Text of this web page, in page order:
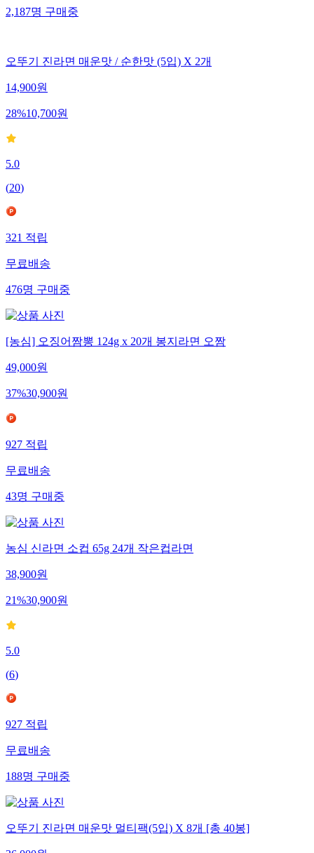
2,187명구매중
오뚜기 진라면 매운맛 / 순한맛 (5입) X 2개
14,900원
28%10,700원
5.0
(20)
321적립
무료배송
476명구매중
[농심] 오징어짬뽕 124g x 20개 봉지라면 오짬
49,000원
37%30,900원
927적립
무료배송
43명구매중
농심 신라면 소컵 65g 24개 작은컵라면
38,900원
21%30,900원
5.0
(6)
927적립
무료배송
188명구매중
오뚜기 진라면 매운맛 멀티팩(5입) X 8개 [총 40봉]